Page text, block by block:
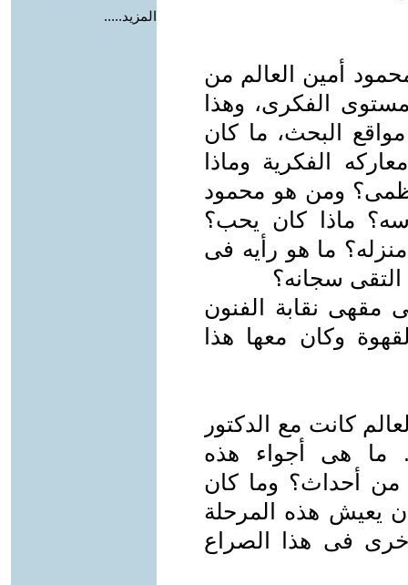
أمين العالم من
الفكرى، وهذا
البحث، ما كان
الفكرية وماذا
ومن هو محمود
ماذا كان يحب؟
ما هو رأيه فى
سجانه؟
مقهى نقابة الفنون
وكان معها هذا
كانت مع الدكتور
ما هى أجواء هذه
من أحداث؟ وما كان
يعيش هذه المرحلة
فى هذا الصراع
المزيد.....